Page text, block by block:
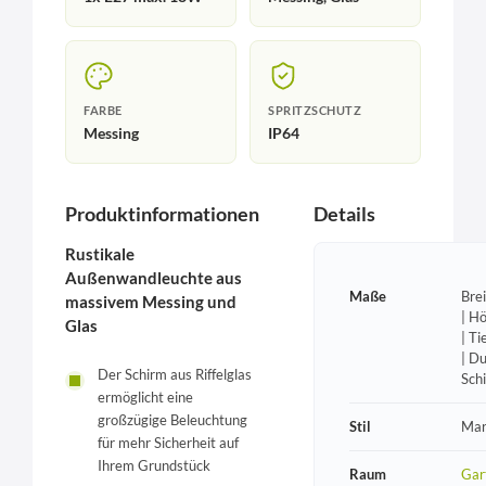
FARBE
Messing
SPRITZSCHUTZ
IP64
Produktinformationen
Rustikale
Außenwandleuchte aus
massivem Messing und
Glas
Der Schirm aus Riffelglas
ermöglicht eine
großzügige Beleuchtung
für mehr Sicherheit auf
Ihrem Grundstück
Details
Maße
|
|
|
Stil
Raum